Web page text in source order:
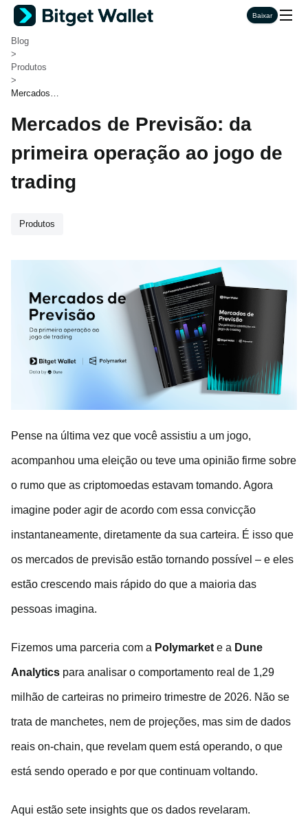
Baixar
Bitget Wallet
>
Blog
>
Produtos
>
Mercados d
da primeira
operação ao
jogo de tradi
ng
Mercados de Previsão: da
primeira operação ao jogo de
trading
Produtos
Pense na última vez que você assistiu a um jogo,
acompanhou uma eleição ou teve uma opinião firme sobre
o rumo que as criptomoedas estavam tomando. Agora
imagine poder agir de acordo com essa convicção
instantaneamente, diretamente da sua carteira. É isso que
os mercados de previsão estão tornando possível – e eles
estão crescendo mais rápido do que a maioria das
pessoas imagina.
Fizemos uma parceria com a Polymarkete a Dune
Analytics para analisar o comportamento real de 1,29
milhão de carteiras no primeiro trimestre de 2026. Não se
trata de manchetes, nem de projeções, mas sim de dados
reais on-chain, que revelam quem está operando, o que
está sendo operado e por que continuam voltando.
Aqui estão sete insights que os dados revelaram.